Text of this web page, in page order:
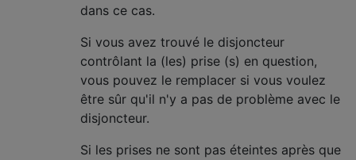
dans ce cas.
Si vous avez trouvé le disjoncteur
contrôlant la (les) prise (s) en question,
vous pouvez le remplacer si vous voulez
être sûr qu'il n'y a pas de problème avec le
disjoncteur.
Si les prises ne sont pas éteintes après que